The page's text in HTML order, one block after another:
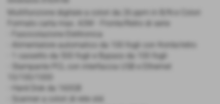
Multifunzione digitale a colori da 26 ppm in B/N e Colori
Formato carta max. A3W - Fronte/Retro di serie
- Fascicolazione Elettronica
- Alimentatore automatico da 100 fogli con fronte/retro
- 1 cassetto da 500 fogli e Bypass da 100 fogli
- Stampante PCL con interfaccia USB e Ethernet
- Hard Disk da 160GB
- Scanner a colori di rete std.